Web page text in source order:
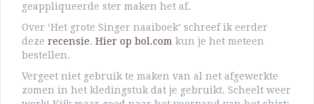
geappliqueerde ster maken het af.
Over ‘Het grote Singer naaiboek’ schreef ik eerder
deze recensie. Hier op bol.com kun je het meteen
bestellen.
Vergeet niet gebruik te maken van al net afgewerkte
zomen in het kledingstuk dat je gebruikt. Scheelt weer